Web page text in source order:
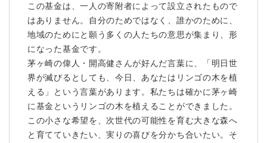
この基金は、一人の寄附者によって設立されたもので
はありません。自分のためではなく、誰かのために、
地域のためにと願う多くの人たちの意思が集まり、形
になった基金です。
茅ヶ崎の偉人・開高健さんが好んだ言葉に、「明日世
界が滅びるとしても、今日、あなたはリンゴの木を植
える」という言葉があります。私たちは確かに茅ヶ崎
に基金というリンゴの木を植えることができました。
この小さな希望を、次世代の可能性を育む大きな森へ
と育てていきたい、実りの喜びを分かち合いたい。そ